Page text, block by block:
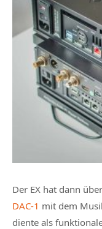
Der EX hat dann
DAC-1 mit dem
diente als